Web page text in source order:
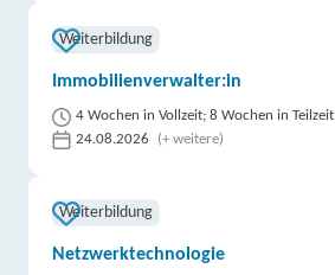
Weiterbildung
Immobilienverwalter:in
4 Wochen in Vollzeit; 8 Wochen in Teilzeit
24.08.2026
(+ weitere)
Weiterbildung
Netzwerktechnologie